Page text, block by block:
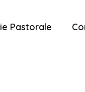
Pastorale